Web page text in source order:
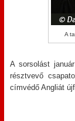
A
A sorsolást
résztvevő
címvédő Angliát